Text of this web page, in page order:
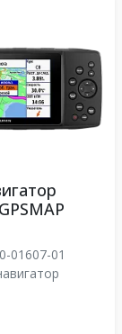
01607-01